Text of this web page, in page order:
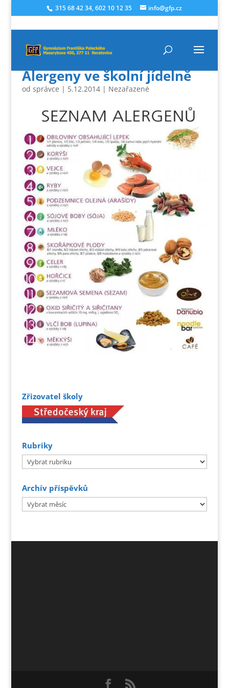
315 68 42 34, 602 10 12 35 info@gfp.cz
Alergeny ve školní jídelně
od správce | 5.12.2014| Nezařazené
Zřizovatel školy
Rubriky
Rubriky
Archív příspěvků
Archív
příspěvků